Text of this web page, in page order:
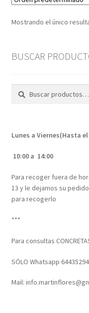
Mostrando el único
BUSCAR
Buscar
Buscar
Lunes a Viernes(Hasta
10:00 a 14:00
Para recoger fuera de
13 y le dejamos su
para recogerlo
***
Para consultas
SÓLO Whatsapp
Mail: